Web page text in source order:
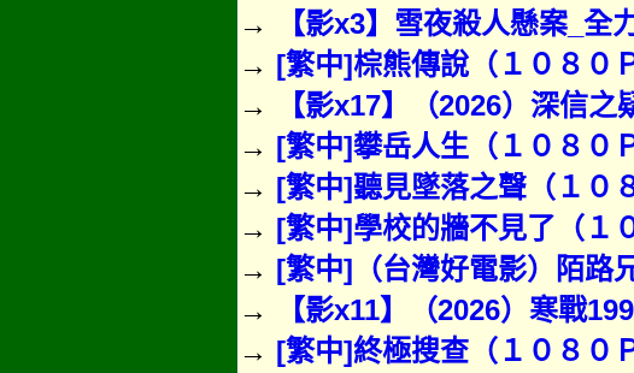
→
【影x3】雪夜殺人懸案_全
→ [繁中]棕熊傳說（１０８０
→
【影x17】（2026）深信
→ [繁中]攀岳人生（１０８０
→ [繁中]聽見墜落之聲（１０
→ [繁中]學校的牆不見了（１
→ [繁中]（台灣好電影）陌路
→
【影x11】（2026）寒戰
→ [繁中]終極搜查（１０８０